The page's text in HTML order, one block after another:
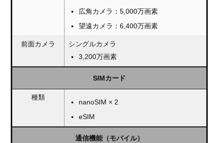
広角カメラ：5,000万画素
望遠カメラ：6,400万画素
前面カメラ
シングルカメラ
3,200万画素
SIMカード
種類
nanoSIM × 2
eSIM
通信機能（モバイル）